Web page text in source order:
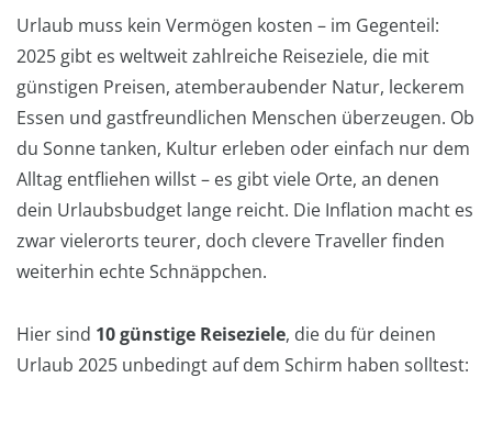
Urlaub muss kein Vermögen kosten – im Gegenteil:
2025 gibt es weltweit zahlreiche Reiseziele, die mit
günstigen Preisen, atemberaubender Natur, leckerem
Essen und gastfreundlichen Menschen überzeugen. Ob
du Sonne tanken, Kultur erleben oder einfach nur dem
Alltag entfliehen willst – es gibt viele Orte, an denen
dein Urlaubsbudget lange reicht. Die Inflation macht es
zwar vielerorts teurer, doch clevere Traveller finden
weiterhin echte Schnäppchen.
Hier sind 10 günstige Reiseziele, die du für deinen
Urlaub 2025 unbedingt auf dem Schirm haben solltest: